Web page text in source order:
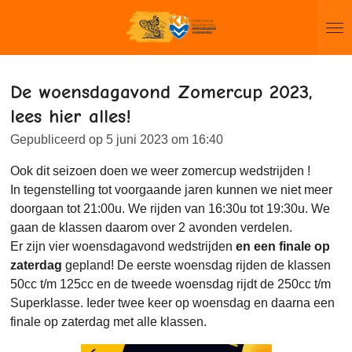
naar
hoofdinhoud
De woensdagavond Zomercup 2023,
lees hier alles!
Gepubliceerd op 5 juni 2023 om 16:40
Ook dit seizoen doen we weer zomercup wedstrijden !
In tegenstelling tot voorgaande jaren kunnen we niet meer
doorgaan tot 21:00u. We rijden van 16:30u tot 19:30u. We
gaan de klassen daarom over 2 avonden verdelen.
Er zijn vier woensdagavond wedstrijden en een finale op
zaterdag gepland! De eerste woensdag rijden de klassen
50cc t/m 125cc en de tweede woensdag rijdt de 250cc t/m
Superklasse. Ieder twee keer op woensdag en daarna een
finale op zaterdag met alle klassen.